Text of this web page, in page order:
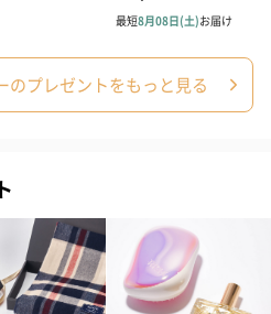
ます。ギフトへの＋αにおすすめ
らパンダバウム
バナナ味）（540円）
3層デザート
ェ〜国産フル
り〜 3号（864
のプレゼントをもっと見る